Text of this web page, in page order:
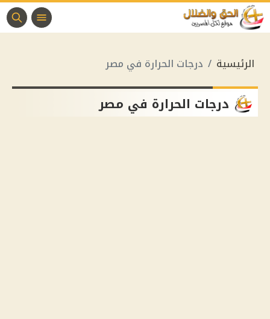
الرئيسية درجات الحرارة في مصر
درجات الحرارة في مصر